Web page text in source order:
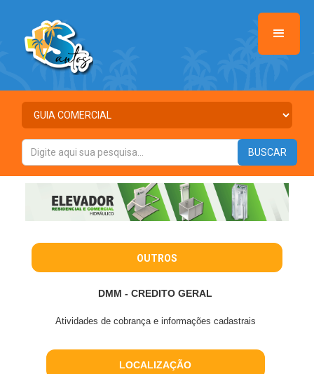
OUTROS
DMM - CREDITO GERAL
Atividades de cobrança e informações cadastrais
LOCALIZAÇÃO